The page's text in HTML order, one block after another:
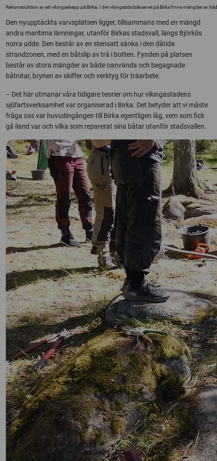
Rekonstruktion av ett vikingaskepp på Birka. I det vikingatida båtvarvet på Birka finns mängder av
Den nyupptäckta varvsplatsen ligger, tillsammans med en mängd
andra maritima lämningar, utanför Birkas stadsvall, längs Björkös
norra udde. Den består av en stensatt sänka i den dåtida
strandzonen, med en båtslip av trä i botten. Fynden på platsen
består av stora mängder av både oanvända och begagnade
båtnitar, brynen av skiffer och verktyg för träarbete.
– Det här utmanar våra tidigare teorier om hur vikingastadens
sjöfartsverksamhet var organiserad i Birka. Det betyder att vi måste
fråga oss var huvudingången till Birka egentligen låg, vem som fick
gå iland var och vilka som reparerat sina båtar utanför stadsvallen.